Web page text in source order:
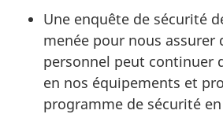
Une enquête de sécurité
menée pour nous assurer
personnel peut continuer
en nos équipements et
programme de sécurité